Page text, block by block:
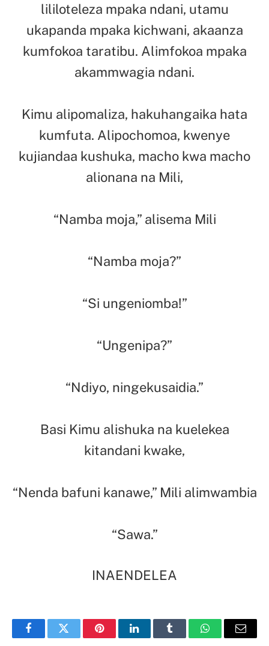
lililoteleza mpaka ndani, utamu
ukapanda mpaka kichwani, akaanza
kumfokoa taratibu. Alimfokoa mpaka
akammwagia ndani.
Kimu alipomaliza, hakuhangaika hata
kumfuta. Alipochomoa, kwenye
kujiandaa kushuka, macho kwa macho
alionana na Mili,
“Namba moja,” alisema Mili
“Namba moja?”
“Si ungeniomba!”
“Ungenipa?”
“Ndiyo, ningekusaidia.”
Basi Kimu alishuka na kuelekea
kitandani kwake,
“Nenda bafuni kanawe,” Mili alimwambia
“Sawa.”
INAENDELEA
FacebookTwitter PinterestLinkedInTumblr WhatsAppEmail